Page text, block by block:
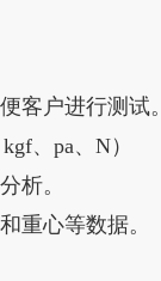
客户进行测试。
、pa、N）
析。
重心等数据。